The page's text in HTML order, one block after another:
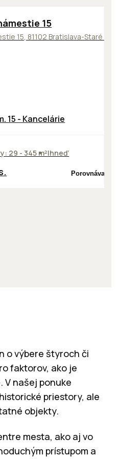
15
15, 81102 Bratislava-Staré
15 - Kancelárie
29 - 345 m²Ihneď
Porovnávač
o výbere štyroch či
faktorov, ako je
V našej ponuke
priestory, ale
objekty.
mesta, ako aj vo
prístupom a